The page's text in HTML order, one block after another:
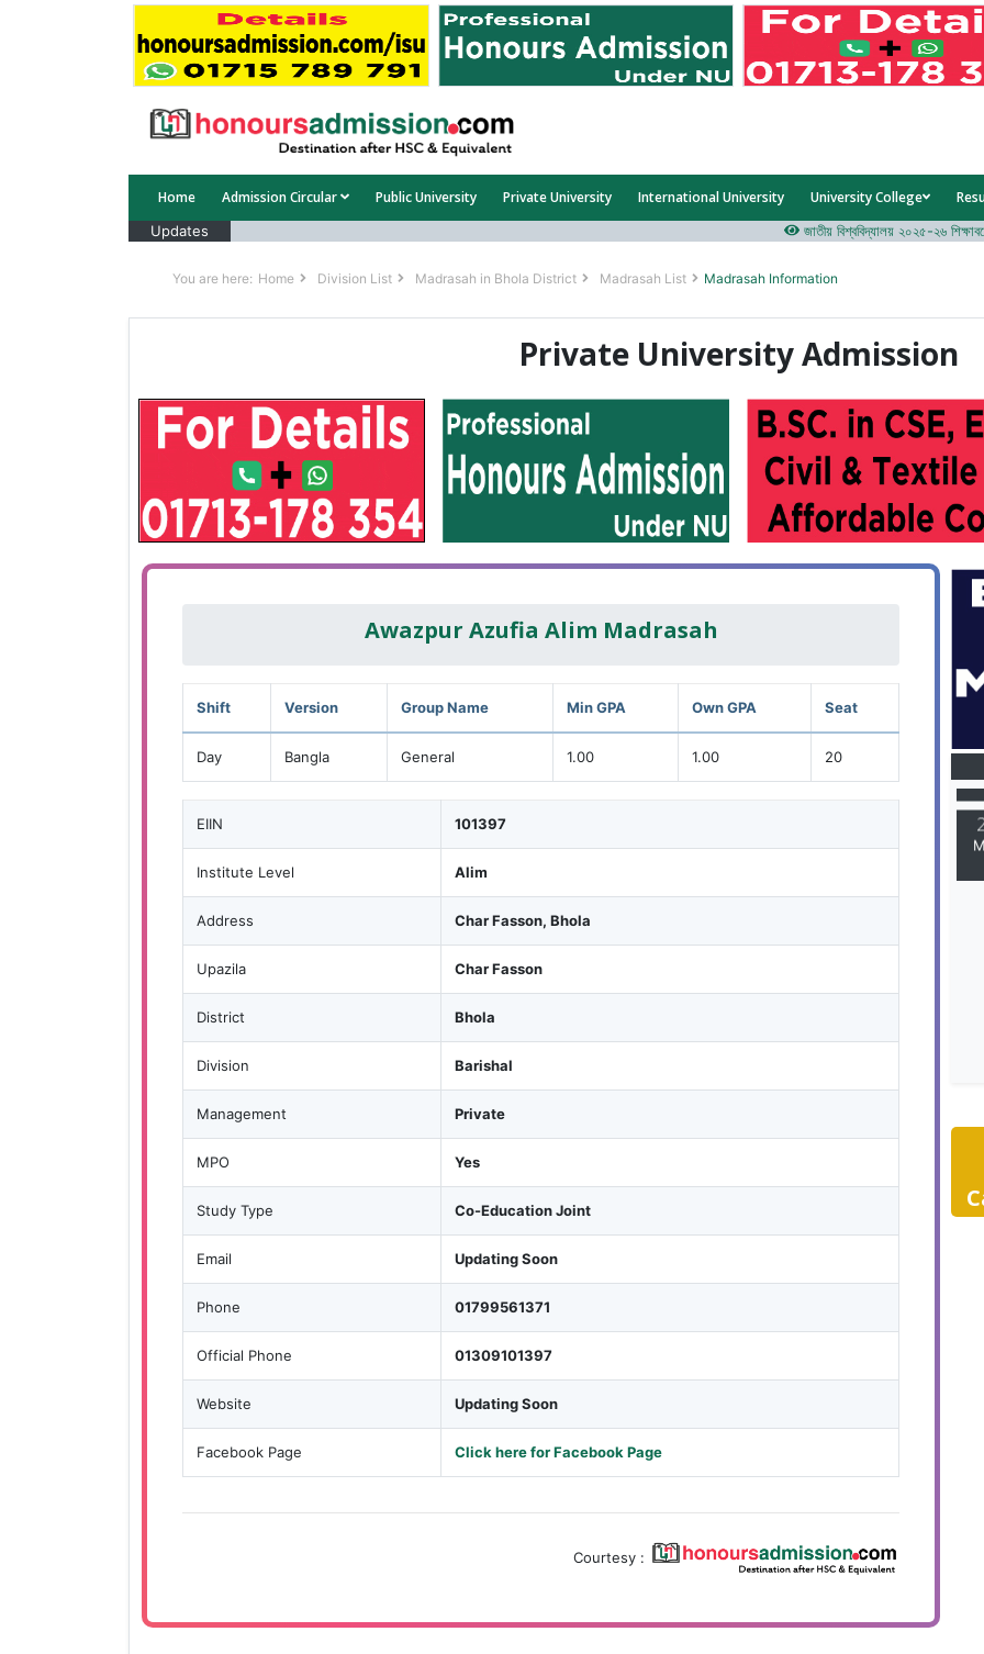
Home Admission Circular Public University Private University International University University College
Updates জাতীয় বিশ্ববিদ্যালয় ২০২৫-২৬ শিক্ষাবর্ষের
You are here: Home Division List Madrasah in Bhola District Madrasah List Madrasah Information
Private University Admission
Awazpur Azufia Alim Madrasah
Shift Version Group Name Min GPA Own GPA Seat
Day Bangla General 1.00 1.00 20
EIIN 101397
Institute Level Alim
Address Char Fasson, Bhola
Upazila Char Fasson
District Bhola
Division Barishal
Management Private
MPO Yes
Study Type Co-Education Joint
Email Updating Soon
Phone 01799561371
Official Phone 01309101397
Website Updating Soon
Facebook Page Click here for Facebook Page
Courtesy :